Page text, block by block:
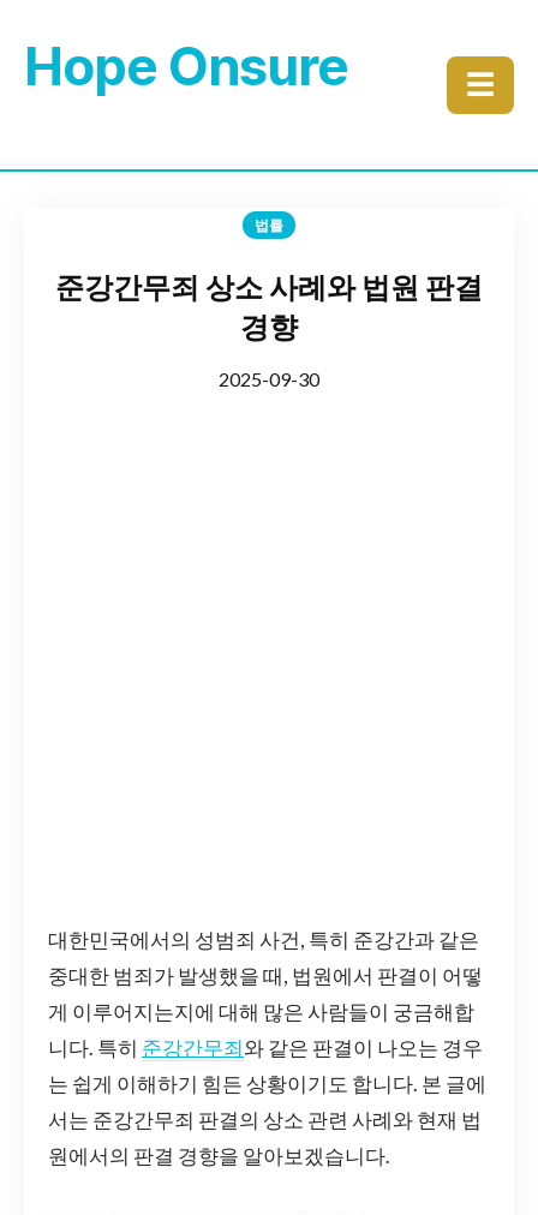
Hope Onsure ☰
법률
준강간무죄 상소 사례와 법원 판결
경향
2025-09-30
대한민국에서의 성범죄 사건, 특히 준강간과 같은
중대한 범죄가 발생했을 때, 법원에서 판결이 어떻
게 이루어지는지에 대해 많은 사람들이 궁금해합
니다. 특히 준강간무죄와 같은 판결이 나오는 경우
는 쉽게 이해하기 힘든 상황이기도 합니다. 본 글에
서는 준강간무죄 판결의 상소 관련 사례와 현재 법
원에서의 판결 경향을 알아보겠습니다.